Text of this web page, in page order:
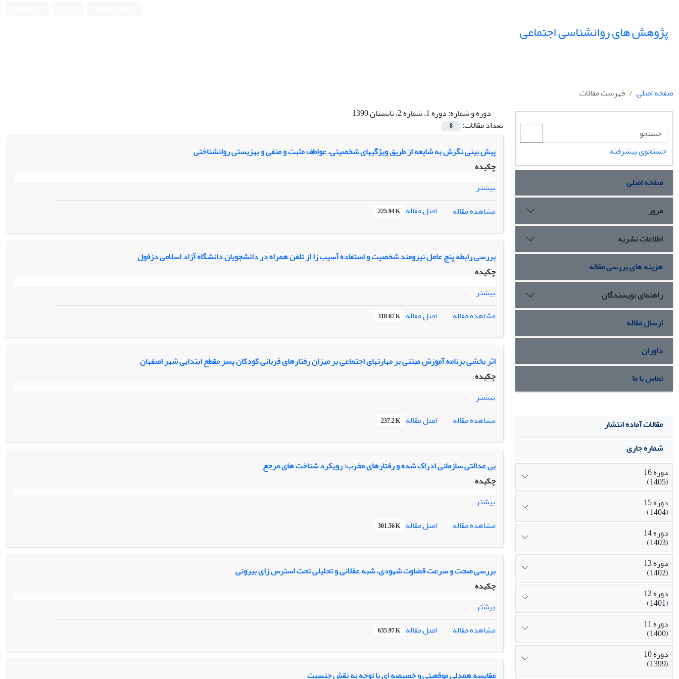
پژوهش های روانشناسی اجتماعی
صفحه اصلی
فهرست مقالات
دوره و شماره:دوره 1، شماره 2، تابستان 1390
تعداد مقالات:
8
پیش بینی نگرش به شایعه از طریق ویژگیهای شخصیتی، عواطف مثبت و منفی و بهزیستی روانشناختی
چکیده
بیشتر
مشاهده مقاله
اصل مقاله 225.94 K
بررسی رابطه پنج عامل نیرومند شخصیت و استفاده آسیب زا از تلفن همراه در دانشجویان دانشگاه آزاد اسلامی دزفول
چکیده
بیشتر
مشاهده مقاله
اصل مقاله 318.67 K
اثر بخشی برنامه آموزش مبتنی بر مهارتهای اجتماعی بر میزان رفتارهای قربانی کودکان پسر مقطع ابتدایی شهر اصفهان
چکیده
بیشتر
مشاهده مقاله
اصل مقاله 237.2 K
بی عدالتی سازمانی ادراک شده و رفتارهای مخرب: رویکرد شناخت های مرجع
چکیده
بیشتر
مشاهده مقاله
اصل مقاله 301.56 K
بررسی صحت و سرعت قضاوت شهودی، شبه عقلانی و تحلیلی تحت استرس زای بیرونی
چکیده
بیشتر
مشاهده مقاله
اصل مقاله 635.97 K
مقایسه همدلی موقعیتی و خصیصه ای با توجه به نقش جنسیت
جستجوی پیشرفته
صفحه اصلی
مرور
اطلاعات نشریه
هزینه های بررسی مقاله
راهنمای نویسندگان
ارسال مقاله
داوران
تماس با ما
مقالات آماده انتشار
شماره جاری
دوره 16
(1405)
دوره 15
(1404)
دوره 14
(1403)
دوره 13
(1402)
دوره 12
(1401)
دوره 11
(1400)
دوره 10
(1399)